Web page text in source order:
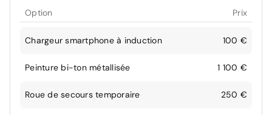
Option Prix
Chargeur smartphone à induction 100 €
Peinture bi-ton métallisée 1 100 €
Roue de secours temporaire 250 €